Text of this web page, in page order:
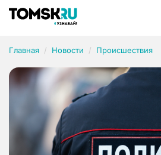
Главная Новости Происшествия